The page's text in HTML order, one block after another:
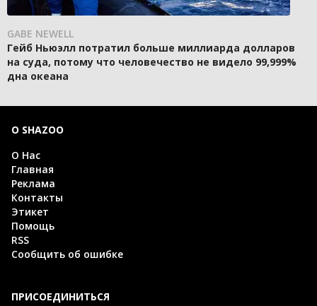
GABE NEWELL
Гейб Ньюэлл потратил больше миллиарда долларов
на суда, потому что человечество не видело 99,999%
дна океана
О SHAZOO
О Нас
Главная
Реклама
Контакты
Этикет
Помощь
RSS
Сообщить об ошибке
ПРИСОЕДИНИТЬСЯ